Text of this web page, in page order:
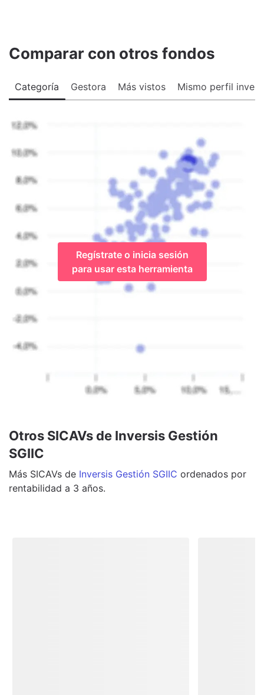
Comparar con otros fondos
Categoría Gestora Más vistos Mismo perfil
Regístrate o inicia sesión
para usar esta herramienta
Otros SICAVs de Inversis Gestión
SGIIC
Más SICAVs de Inversis Gestión SGIIC ordenados por
rentabilidad a 3 años.